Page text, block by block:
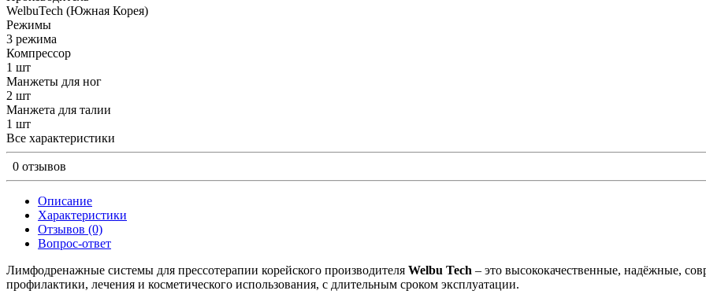
WelbuTech (Южная Корея)
Режимы
3 режима
Компрессор
1 шт
Манжеты для ног
2 шт
Манжета для талии
1 шт
Все характеристики
0 отзывов
Описание
Характеристики
Отзывов (0)
Вопрос-ответ
Лимфодренажные системы для прессотерапии корейского производителя Welbu Tech – это высококачественные, надёжные,
профилактики, лечения и косметического использования, с длительным сроком эксплуатации.